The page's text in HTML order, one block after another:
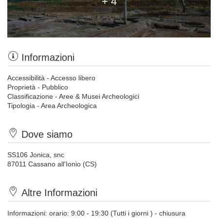
Informazioni
Accessibilità - Accesso libero
Proprietà - Pubblico
Classificazione - Aree & Musei Archeologici
Tipologia - Area Archeologica
Dove siamo
SS106 Jonica, snc
87011 Cassano all'Ionio (CS)
Altre Informazioni
Informazioni: orario: 9:00 - 19:30 (Tutti i giorni ) - chiusura